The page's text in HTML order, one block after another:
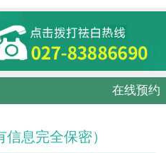
在线预约
信息完全保密）